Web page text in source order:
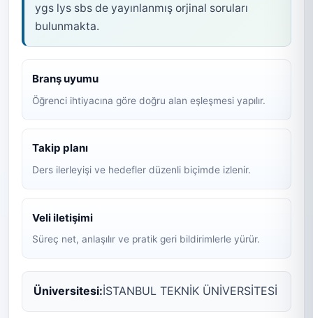
ygs lys sbs de yayınlanmış orjinal soruları
bulunmakta.
Branş uyumu
Öğrenci ihtiyacına göre doğru alan eşleşmesi yapılır.
Takip planı
Ders ilerleyişi ve hedefler düzenli biçimde izlenir.
Veli iletişimi
Süreç net, anlaşılır ve pratik geri bildirimlerle yürür.
Üniversitesi:İSTANBUL TEKNİK ÜNİVERSİTESİ